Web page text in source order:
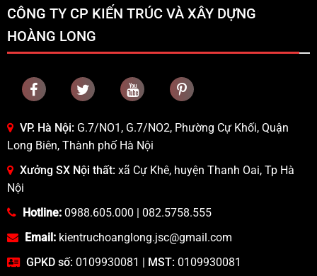
CÔNG TY CP KIẾN TRÚC VÀ XÂY DỰNG
HOÀNG LONG
VP. Hà Nội: G.7/NO1, G.7/NO2, Phường Cự Khối, Quận
Long Biên, Thành phố Hà Nội
Xưởng SX Nội thất: xã Cự Khê, huyện Thanh Oai, Tp Hà
Nội
Hotline: 0988.605.000 | 082.5758.555
Email: kientruchoanglong.jsc@gmail.com
GPKD số: 0109930081 | MST: 0109930081